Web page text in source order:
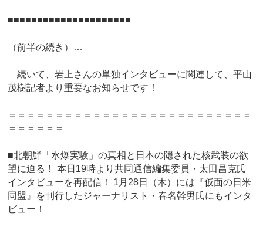
■■■■■■■■■■■■■■■■■■■■■
（前半の続き）…
続いて、岩上さんの単独インタビューに関連して、平山
茂樹記者より重要なお知らせです！
＝＝＝＝＝＝＝＝＝＝＝＝＝＝＝＝＝＝＝＝＝＝＝＝＝＝
＝＝＝＝＝＝
■北朝鮮「水爆実験」の真相と日本の隠された核武装の欲
望に迫る！ 本日19時より共同通信編集委員・太田昌克氏
インタビューを再配信！ 1月28日（木）には『仮面の日米
同盟』を刊行したジャーナリスト・春名幹男氏にもインタ
ビュー！